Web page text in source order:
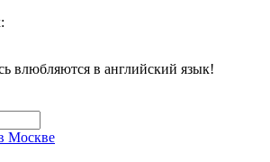
влюбляются в английский язык!
Москве